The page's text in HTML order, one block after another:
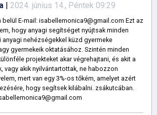
| 2024. június 14., Péntek 09:29
belül E-mail: isabellemonica9@gmail.com Ezt az
hogy anyagi segítséget nyújtsak minden
anyagi nehézségekkel küzd gyermeke
gyermekeik oktatásához. Szintén minden
projekteket akar végrehajtani, és akit a
vagy akik nyilvántartottak, ne habozzon
mert van egy 3%-os tőkém, amelyet azért
hogy segítsek kilábalni. zsákutcában.